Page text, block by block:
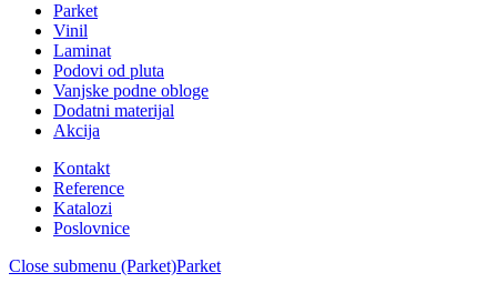
Parket
Vinil
Laminat
Podovi od pluta
Vanjske podne obloge
Dodatni materijal
Akcija
Kontakt
Reference
Katalozi
Poslovnice
Close submenu (Parket)Parket